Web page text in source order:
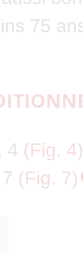
75
4 (Fig. 4)
(Fig. 7)